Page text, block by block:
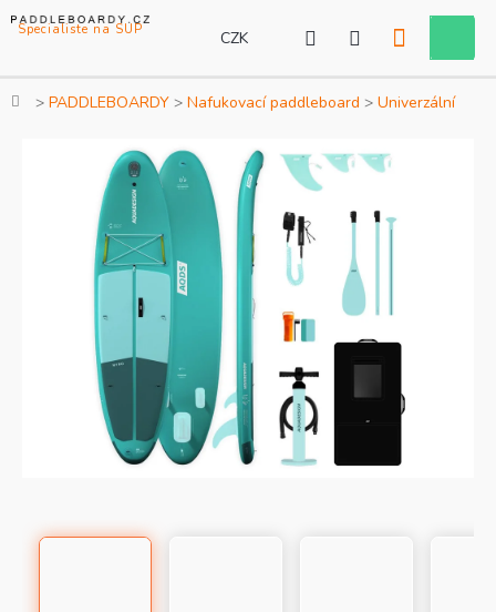
na
CZK
košík
Domů
PADDLEBOARDY Nafukovací paddleboard Univerzální